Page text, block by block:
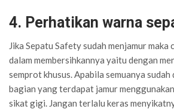
4. Perhatikan warna
Jika Sepatu Safety sudah menjamur maka
dalam membersihkannya yaitu dengan
semprot khusus. Apabila semuanya
bagian yang terdapat jamur
sikat gigi. Jangan terlalu keras